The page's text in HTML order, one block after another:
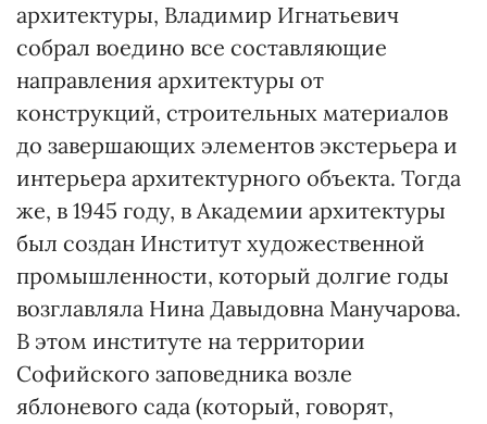
архитектуры, Владимир Игнатьевич
собрал воедино все составляющие
направления архитектуры от
конструкций, строительных материалов
до завершающих элементов экстерьера и
интерьера архитектурного объекта. Тогда
же, в 1945 году, в Академии архитектуры
был создан Институт художественной
промышленности, который долгие годы
возглавляла Нина Давыдовна Манучарова.
В этом институте на территории
Софийского заповедника возле
яблоневого сада (который, говорят,